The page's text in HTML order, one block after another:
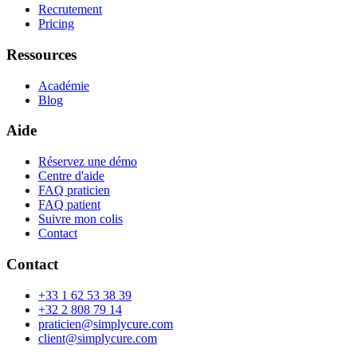
Recrutement
Pricing
Ressources
Académie
Blog
Aide
Réservez une démo
Centre d'aide
FAQ praticien
FAQ patient
Suivre mon colis
Contact
Contact
+33 1 62 53 38 39
+32 2 808 79 14
praticien@simplycure.com
client@simplycure.com